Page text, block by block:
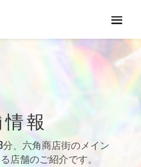
報
、六角商店街のメイン
店舗のご紹介です。